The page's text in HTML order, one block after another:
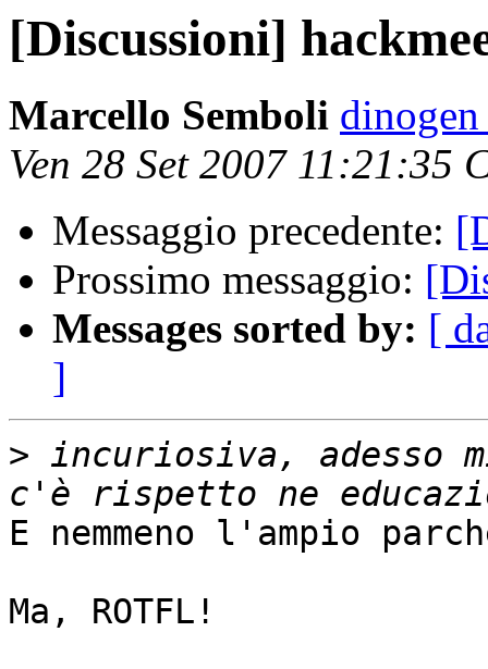
[Discussioni]
Marcello Semboli
Ven 28 Set 2007 11:21:35
Messaggio precedente:
Prossimo messaggio:
Messages sorted by: [
]
> incuriosiva, adesso
E nemmeno l'ampio
Ma, ROTFL!